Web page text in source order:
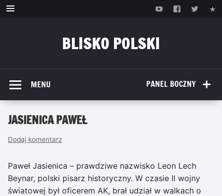
Przejdź
BLISKO POLSKI
PANEL BOCZNY
MENU
JASIENICA PAWEŁ
Dodaj komentarz
Paweł Jasienica – prawdziwe nazwisko Leon Lech
Beynar, polski pisarz historyczny. W czasie II wojny
światowej był oficerem AK, brał udział w walkach o